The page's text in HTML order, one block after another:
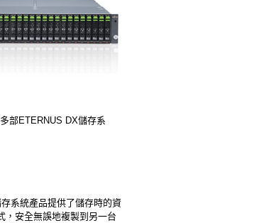
部ETERNUS DX儲存系
系統產品提供了儲存時的資
，安全無誤地複製到另一台